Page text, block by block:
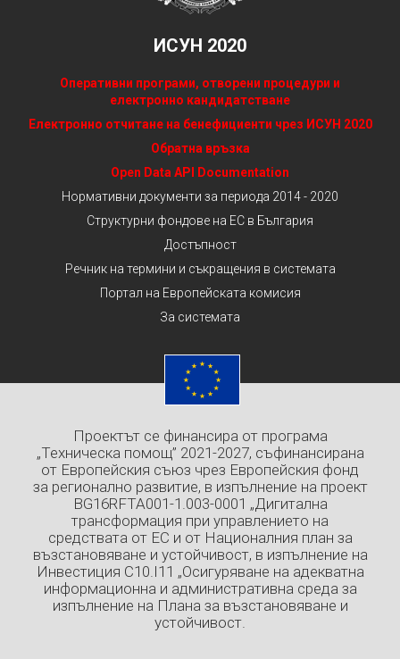
ИСУН 2020
Оперативни програми, отворени процедури и
електронно кандидатстване
Електронно отчитане на бенефициенти чрез ИСУН 2020
Обратна връзка
Open Data API Documentation
Нормативни документи за периода 2014 - 2020
Структурни фондове на ЕС в България
Достъпност
Речник на термини и съкращения в системата
Портал на Европейската комисия
За системата
Проектът се финансира от програма
„Техническа помощ” 2021-2027, съфинансирана
от Европейския съюз чрез Европейския фонд
за регионално развитие, в изпълнение на проект
BG16RFTA001-1.003-0001 „Дигитална
трансформация при управлението на
средствата от ЕС и от Националния план за
възстановяване и устойчивост, в изпълнение на
Инвестиция C10.I11 „Осигуряване на адекватна
информационна и административна среда за
изпълнение на Плана за възстановяване и
устойчивост.